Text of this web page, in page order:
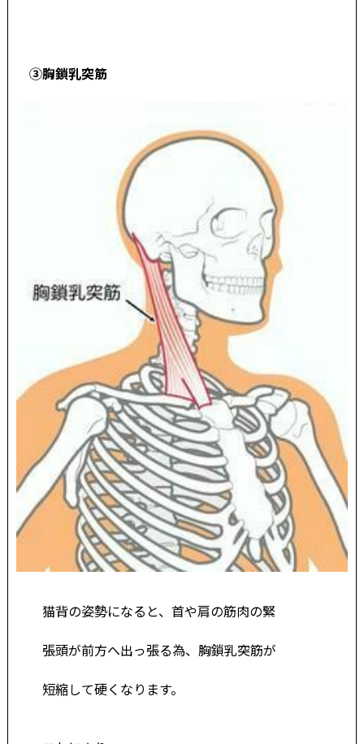
③胸鎖乳突筋
猫背の姿勢になると、首や肩の筋肉の緊
張頭が前方へ出っ張る為、胸鎖乳突筋が
短縮して硬くなります。